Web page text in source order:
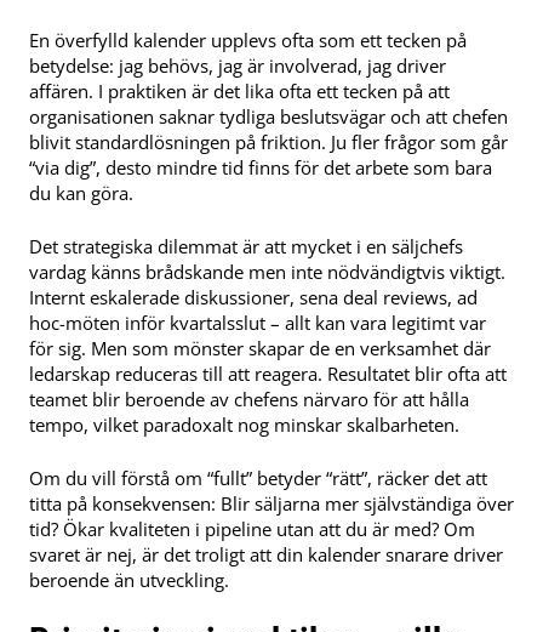
En överfylld kalender upplevs ofta som ett tecken på
betydelse: jag behövs, jag är involverad, jag driver
affären. I praktiken är det lika ofta ett tecken på att
organisationen saknar tydliga beslutsvägar och att chefen
blivit standardlösningen på friktion. Ju fler frågor som går
“via dig”, desto mindre tid finns för det arbete som bara
du kan göra.
Det strategiska dilemmat är att mycket i en säljchefs
vardag känns brådskande men inte nödvändigtvis viktigt.
Internt eskalerade diskussioner, sena deal reviews, ad
hoc-möten inför kvartalsslut – allt kan vara legitimt var
för sig. Men som mönster skapar de en verksamhet där
ledarskap reduceras till att reagera. Resultatet blir ofta att
teamet blir beroende av chefens närvaro för att hålla
tempo, vilket paradoxalt nog minskar skalbarheten.
Om du vill förstå om “fullt” betyder “rätt”, räcker det att
titta på konsekvensen: Blir säljarna mer självständiga över
tid? Ökar kvaliteten i pipeline utan att du är med? Om
svaret är nej, är det troligt att din kalender snarare driver
beroende än utveckling.